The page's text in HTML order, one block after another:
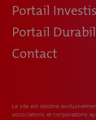
Portail
Portail
Contact
Le site est destiné
associations et corporations